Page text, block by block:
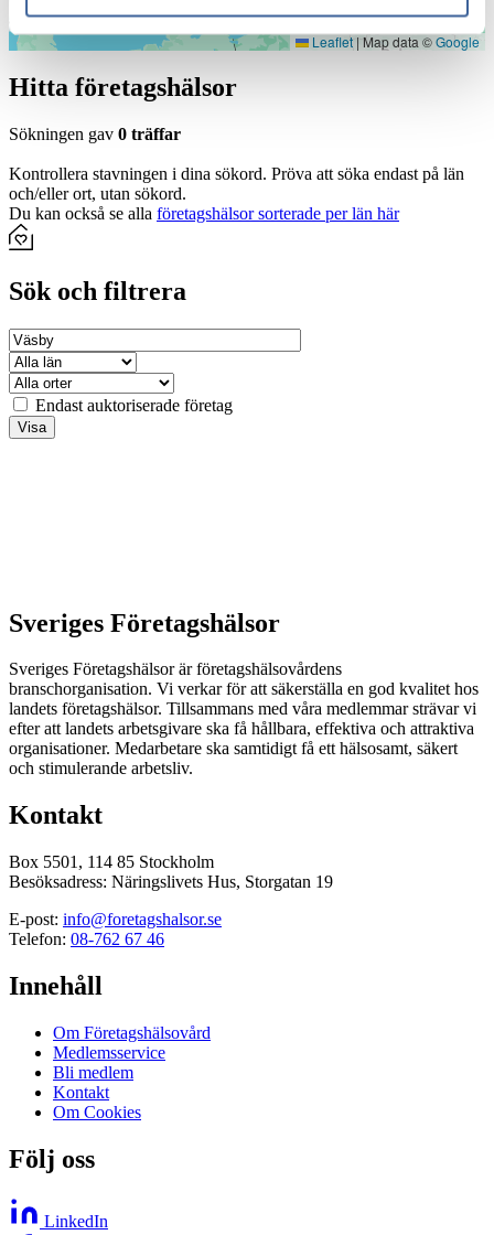
Leaflet |Map data ©Google
Hitta företagshälsor
Sökningen gav 0 träffar
Kontrollera stavningen i dina sökord. Pröva att söka endast på län
och/eller ort, utan sökord.
Du kan också se alla företagshälsor sorterade per län här
Sök och filtrera
Endast auktoriserade företag
Sveriges Företagshälsor
Sveriges Företagshälsor är företagshälsovårdens
branschorganisation. Vi verkar för att säkerställa en god kvalitet hos
landets företagshälsor. Tillsammans med våra medlemmar strävar vi
efter att landets arbetsgivare ska få hållbara, effektiva och attraktiva
organisationer. Medarbetare ska samtidigt få ett hälsosamt, säkert
och stimulerande arbetsliv.
Kontakt
Box 5501, 114 85 Stockholm
Besöksadress: Näringslivets Hus, Storgatan 19
E-post: info@foretagshalsor.se
Telefon: 08-762 67 46
Innehåll
Om Företagshälsovård
Medlemsservice
Bli medlem
Kontakt
Om Cookies
Följ oss
LinkedIn